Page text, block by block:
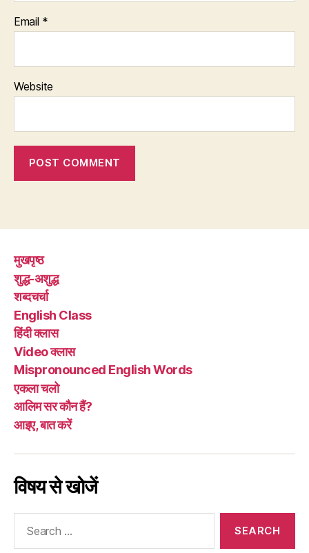
Email *
Website
मुखपृष्ठ
शुद्ध-अशुद्ध
शब्दचर्चा
English Class
हिंदी क्लास
Video क्लास
Mispronounced English Words
एकला चलो
आलिम सर कौन हैं?
आइए, बात करें
विषय से खोजें